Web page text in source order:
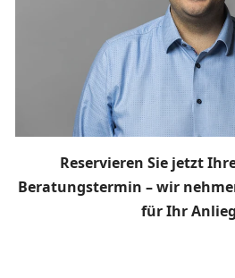
Reservieren Sie jetzt
Beratungstermin – wir
für Ihr